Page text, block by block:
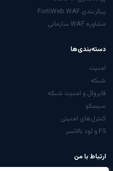
پیکربندی FortiWeb WAF
مشاوره WAF سازمانی
دسته‌بندی‌ها
امنیت
شبکه
فایروال و امنیت شبکه
سیسکو
کنترل‌های امنیتی
F5 و لود بالانسر
ارتباط با من